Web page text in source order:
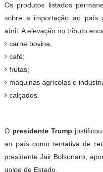
Os produtos listados
sobre a importação ao país
abril. A elevação no tributo
carne bovina;
café;
frutas;
máquinas agrícolas e
calçados.
O presidente Trump
ao país como tentativa de
presidente Jair Bolsonaro,
golpe de Estado.